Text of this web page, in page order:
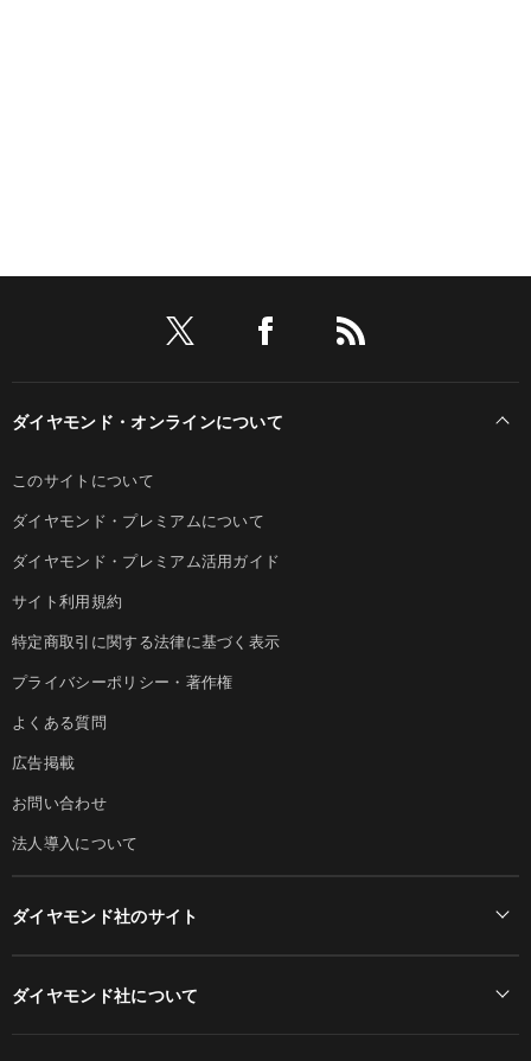
ダイヤモンド・オンラインについて
このサイトについて
ダイヤモンド・プレミアムについて
ダイヤモンド・プレミアム活用ガイド
サイト利用規約
特定商取引に関する法律に基づく表示
プライバシーポリシー・著作権
よくある質問
広告掲載
お問い合わせ
法人導入について
ダイヤモンド社のサイト
ダイヤモンド社について